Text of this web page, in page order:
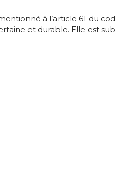
à l’article 61 du
et durable. Elle est